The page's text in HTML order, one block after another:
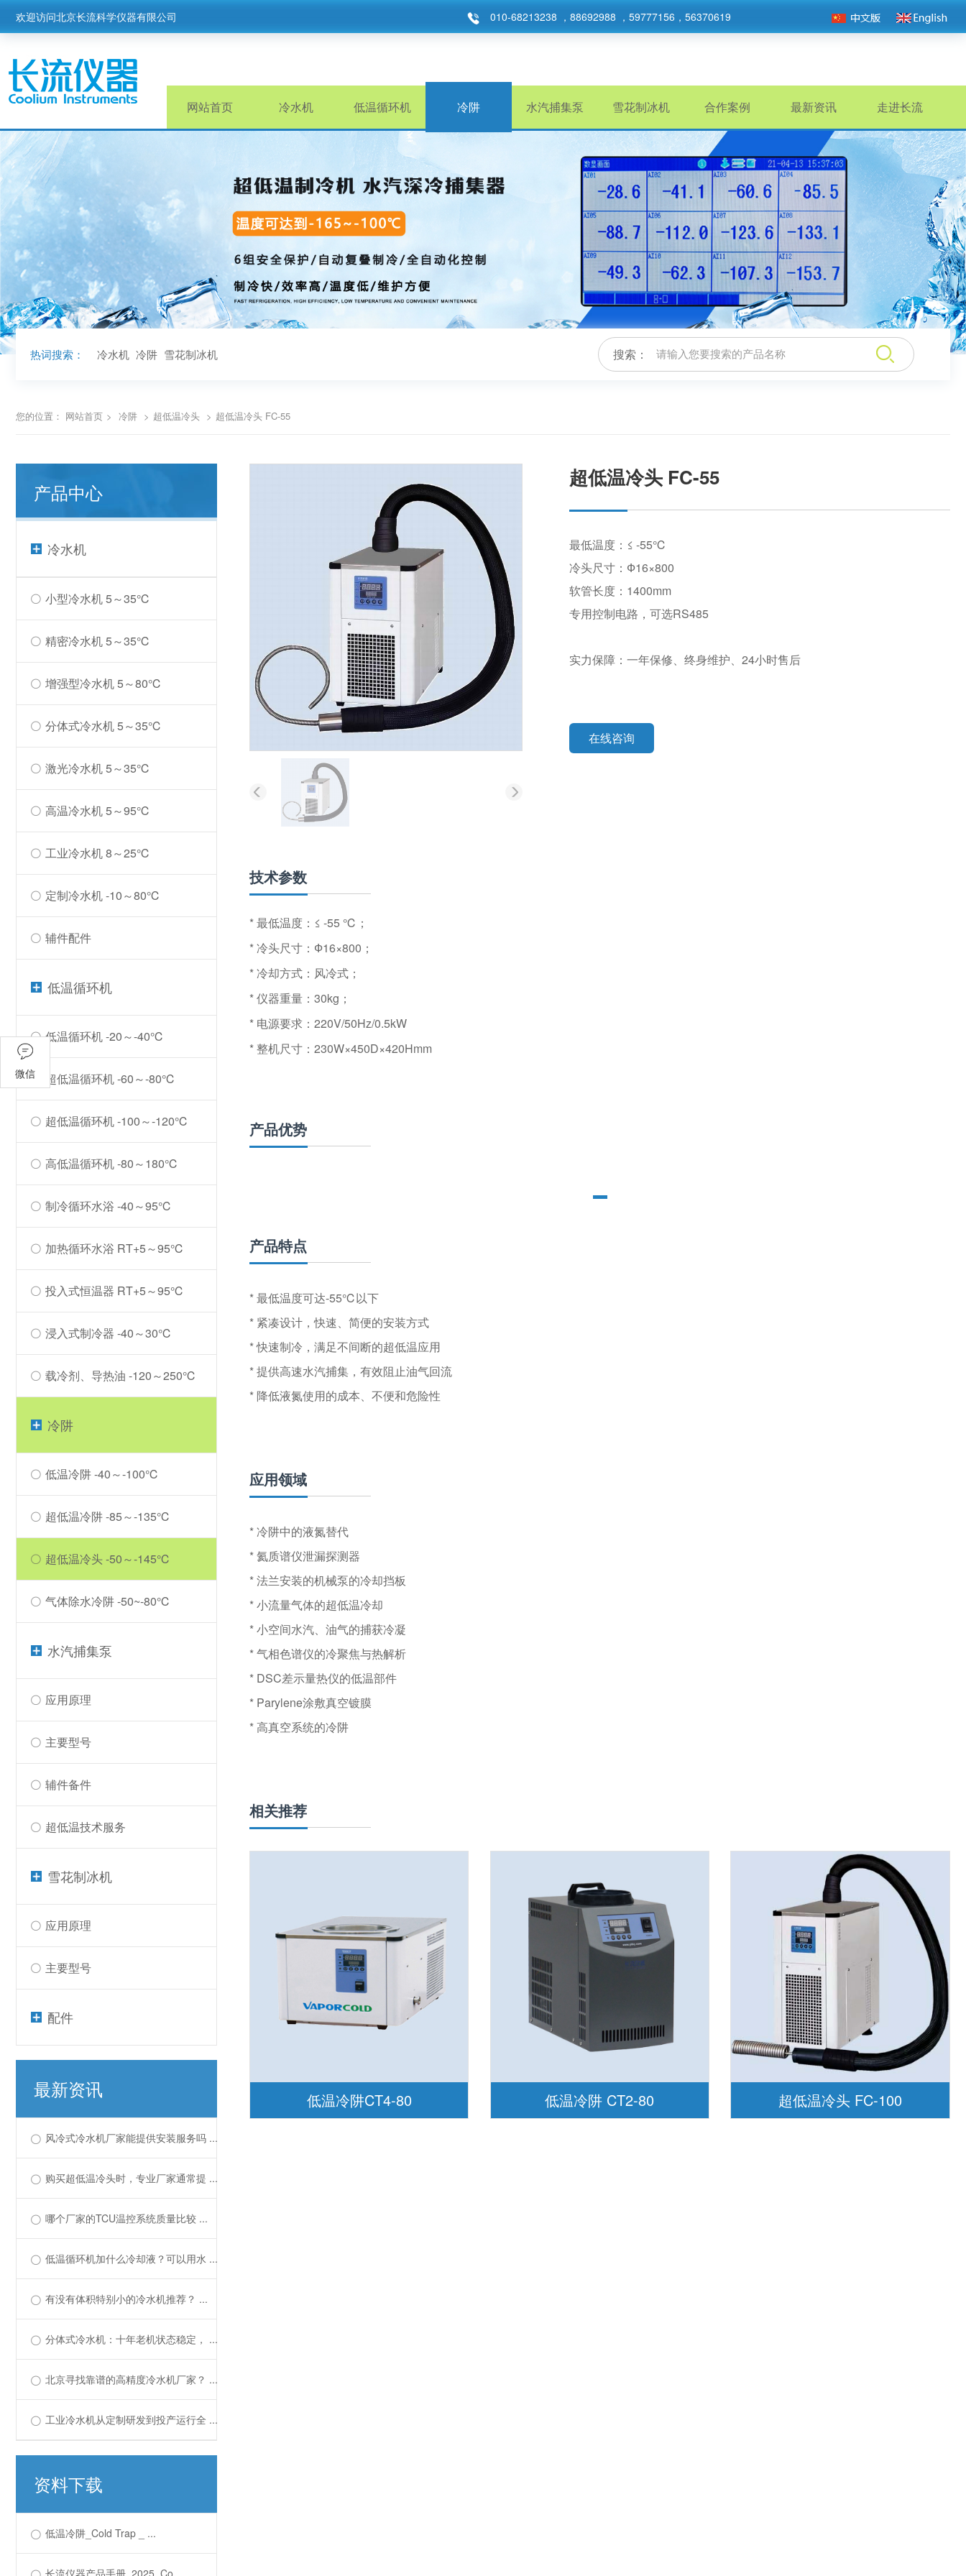
欢迎访问北京长流科学仪器有限公司 010-68213238 ，88692988 ，59777156，56370619
网站首页 冷水机 低温循环机 冷阱 水汽捕集泵 雪花制冰机 合作案例 最新资讯 走进长流
热词搜索： 冷水机 冷阱 雪花制冰机 搜索：
您的位置： 网站首页 > 冷阱 > 超低温冷头 > 超低温冷头 FC-55
产品中心
冷水机
小型冷水机 5～35℃
精密冷水机 5～35℃
增强型冷水机 5～80℃
分体式冷水机 5～35℃
激光冷水机 5～35℃
高温冷水机 5～95℃
工业冷水机 8～25℃
定制冷水机 -10～80℃
辅件配件
低温循环机
低温循环机 -20～-40℃
超低温循环机 -60～-80℃
超低温循环机 -100～-120℃
高低温循环机 -80～180℃
制冷循环水浴 -40～95℃
加热循环水浴 RT+5～95℃
投入式恒温器 RT+5～95℃
浸入式制冷器 -40～30℃
载冷剂、导热油 -120～250℃
冷阱
低温冷阱 -40～-100℃
超低温冷阱 -85～-135℃
超低温冷头 -50～-145℃
气体除水冷阱 -50~-80℃
水汽捕集泵
应用原理
主要型号
辅件备件
超低温技术服务
雪花制冰机
应用原理
主要型号
配件
最新资讯
风冷式冷水机厂家能提供安装服务吗 ...
购买超低温冷头时，专业厂家通常提 ...
哪个厂家的TCU温控系统质量比较 ...
低温循环机加什么冷却液？可以用水 ...
有没有体积特别小的冷水机推荐？ ...
分体式冷水机：十年老机状态稳定， ...
北京寻找靠谱的高精度冷水机厂家？ ...
工业冷水机从定制研发到投产运行全 ...
资料下载
低温冷阱_Cold Trap _ ...
长流仪器产品手册_2025_Co
超低温冷头 FC-55
最低温度：≤ -55℃
冷头尺寸：Ф16×800
软管长度：1400mm
专用控制电路，可选RS485
实力保障：一年保修、终身维护、24小时售后
在线咨询
技术参数
* 最低温度：≤ -55 ℃；
* 冷头尺寸：Ф16×800；
* 冷却方式：风冷式；
* 仪器重量：30kg；
* 电源要求：220V/50Hz/0.5kW
* 整机尺寸：230W×450D×420Hmm
产品优势
产品特点
* 最低温度可达-55℃以下
* 紧凑设计，快速、简便的安装方式
* 快速制冷，满足不间断的超低温应用
* 提供高速水汽捕集，有效阻止油气回流
* 降低液氮使用的成本、不便和危险性
应用领域
* 冷阱中的液氮替代
* 氦质谱仪泄漏探测器
* 法兰安装的机械泵的冷却挡板
* 小流量气体的超低温冷却
* 小空间水汽、油气的捕获冷凝
* 气相色谱仪的冷聚焦与热解析
* DSC差示量热仪的低温部件
* Parylene涂敷真空镀膜
* 高真空系统的冷阱
相关推荐
低温冷阱CT4-80 低温冷阱 CT2-80 超低温冷头 FC-100
微信